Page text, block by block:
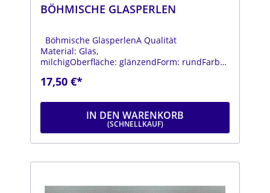
BÖHMISCHE GLASPERLEN
Böhmische GlasperlenA Qualität
Material: Glas,
milchigOberfläche: glänzendForm: rundFarbe:
ca. 25 cm
17,50 €*
IN DEN WARENKORB